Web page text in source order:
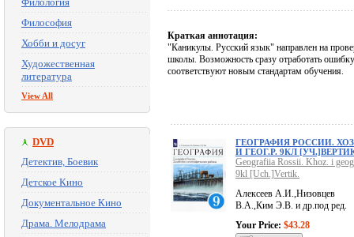
Философия
Хобби и досуг
Художественная
литература
View All
DVD
Детектив, Боевик
Детское Кино
Документальное Кино
Драма. Мелодрама
Краткая аннотация:
"Каникулы. Русский язык" направлен на
школы. Возможность сразу отработать
соответствуют новым стандартам обучения.
ГЕОГРАФИЯ РОССИИ.
И ГЕОГ.Р. 9КЛ
Geografiia Rossii. Khoz. i
9kl [Uch.]Vertik.
Алексеев А.И.,Низовцев
В.А.,Ким Э.В. и др.под ред.
Your Price: $43.28